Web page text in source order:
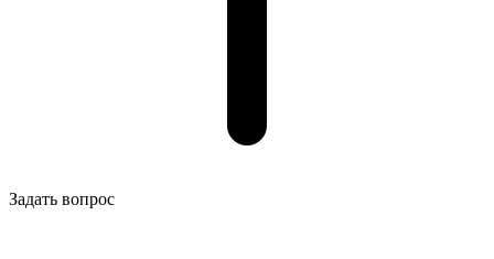
Задать вопрос